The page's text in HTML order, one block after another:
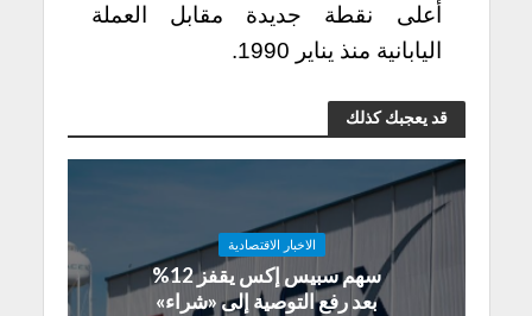
أعلى نقطة جديدة مقابل العملة
اليابانية منذ يناير 1990.
قد يعجبك كذلك
الاخبار الاقتصادية
سهم سبيس إكس يقفز 12%
بعد رفع التوصية إلى «شراء»